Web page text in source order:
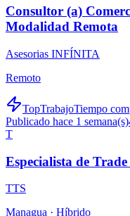
Consultor (a)
Modalidad Remota
Asesorias INFÍNITA
Remoto
TopTrabajoTiempo
Publicado hace 1 semana(s)
T
Especialista de
TTS
Managua · Híbrido